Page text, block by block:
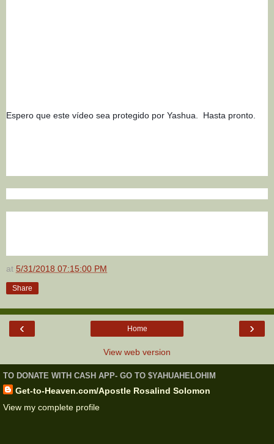
Espero que este vídeo sea protegido por Yashua.  Hasta pronto.
at 5/31/2018 07:15:00 PM
Share
‹ ›
Home
View web version
TO DONATE WITH CASH APP- GO TO $YAHUAHELOHIM
Get-to-Heaven.com/Apostle Rosalind Solomon
View my complete profile